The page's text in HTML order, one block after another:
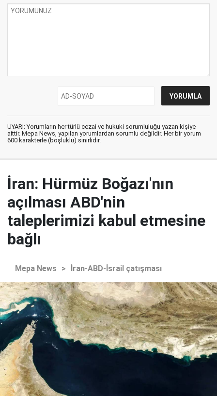
UYARI: Yorumların her türlü cezai ve hukuki sorumluluğu yazan kişiye
aittir. Mepa News, yapılan yorumlardan sorumlu değildir. Her bir yorum
600 karakterle (boşluklu) sınırlıdır.
İran: Hürmüz Boğazı'nın
açılması ABD'nin
taleplerimizi kabul etmesine
bağlı
Mepa News > İran-ABD-İsrail çatışması